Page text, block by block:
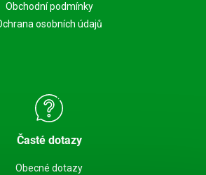
Obchodní podmínky
osobních údajů
Časté dotazy
Obecné dotazy